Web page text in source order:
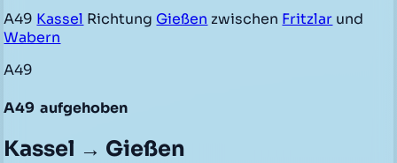
A49 Kassel Richtung Gießen zwischen Fritzlar und
Wabern
A49
A49 aufgehoben
Kassel → Gießen